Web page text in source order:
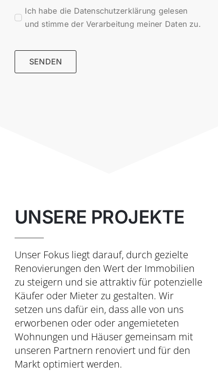
Ich habe die Datenschutzerklärung gelesen
und stimme der Verarbeitung meiner Daten zu.
SENDEN
UNSERE PROJEKTE
Unser Fokus liegt darauf, durch gezielte
Renovierungen den Wert der Immobilien
zu steigern und sie attraktiv für potenzielle
Käufer oder Mieter zu gestalten. Wir
setzen uns dafür ein, dass alle von uns
erworbenen oder oder angemieteten
Wohnungen und Häuser gemeinsam mit
unseren Partnern renoviert und für den
Markt optimiert werden.